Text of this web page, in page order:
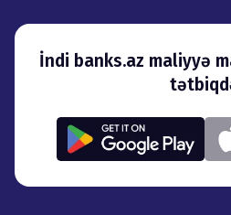
İndi banks.az maliyyə marketpleysi mobil